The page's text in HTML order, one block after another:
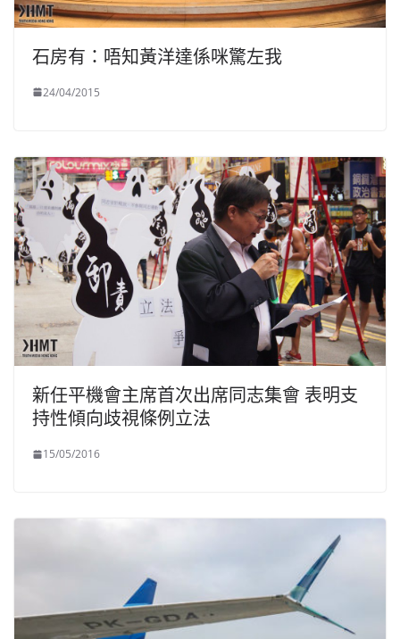
石房有：唔知黃洋達係咪驚左我
24/04/2015
新任平機會主席首次出席同志集會 表明支
持性傾向歧視條例立法
15/05/2016